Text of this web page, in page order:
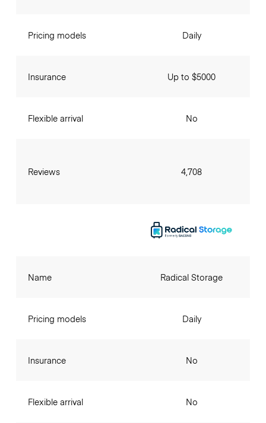
Pricing models
Insurance
Flexible arrival
Reviews
Daily
Up to $5000
No
4,708
Name
Pricing models
Insurance
Flexible arrival
Radical Storage
Daily
No
No